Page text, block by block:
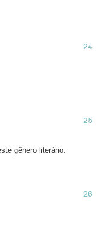
gênero literário.